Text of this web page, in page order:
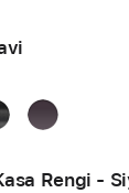
Indigo
Rengi -